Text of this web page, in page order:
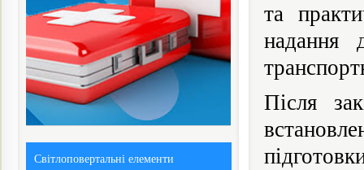
та
надання
Після
Світлоповертальні елементи